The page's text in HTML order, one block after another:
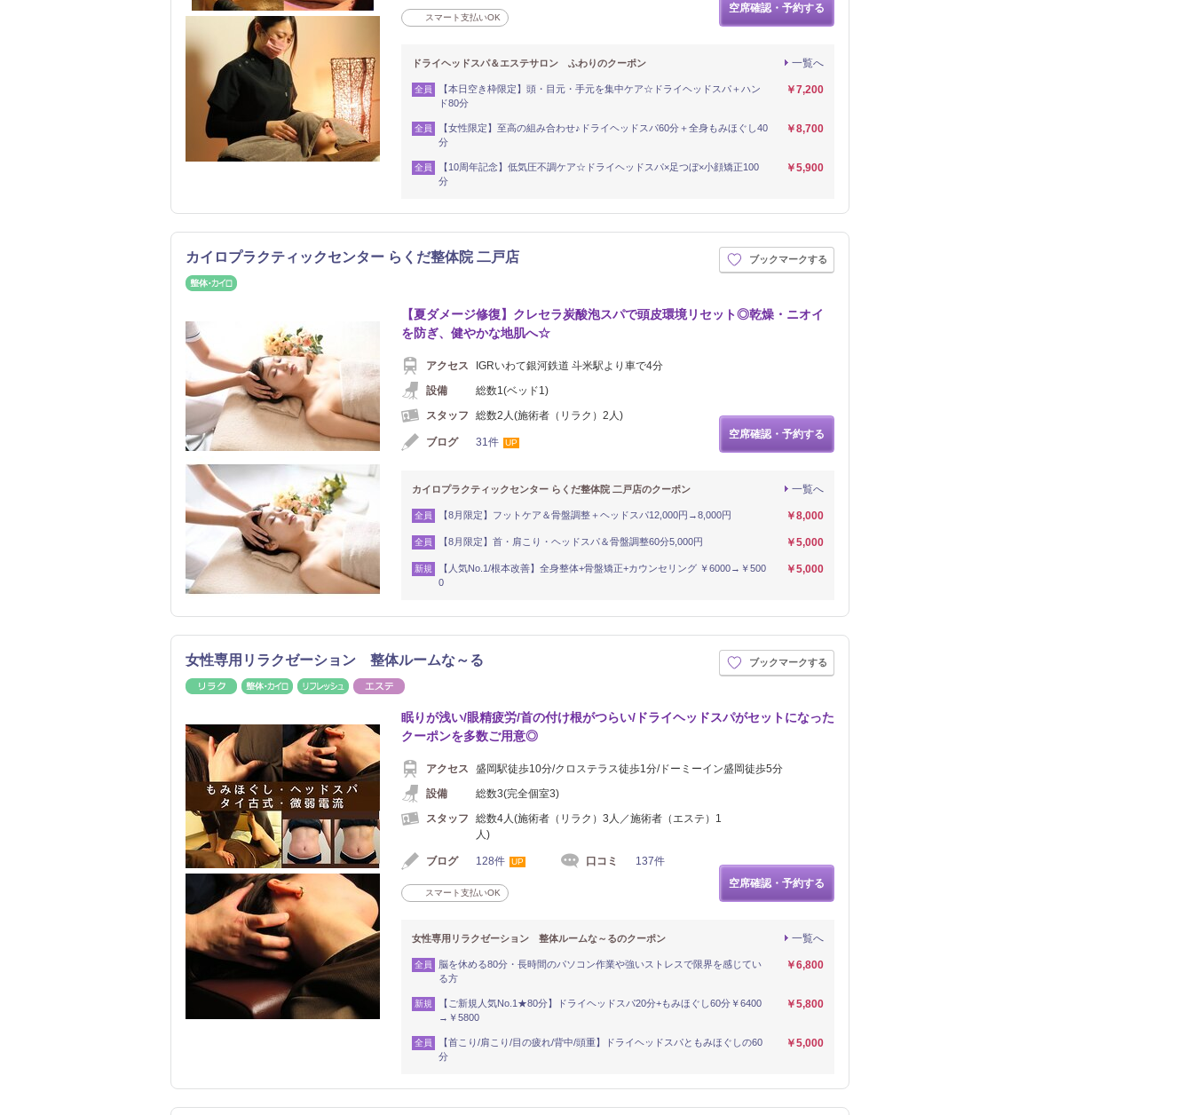
スマート支払いOK
空席確認・予約する
一覧へ
ドライヘッドスパ＆エステサロン ふわりのクーポン
全員
【本日空き枠限定】頭・目元・手元を集中ケア☆ドライヘッドスパ＋ハン
ド80分
￥7,200
全員
【女性限定】至高の組み合わせ♪ドライヘッドスパ60分＋全身もみほぐし40
分
￥8,700
全員
【10周年記念】低気圧不調ケア☆ドライヘッドスパ×足つぼ×小顔矯正100
分
￥5,900
カイロプラクティックセンター らくだ整体院 二戸店 ブックマークする
【夏ダメージ修復】クレセラ炭酸泡スパで頭皮環境リセット◎乾燥・ニオイ
を防ぎ、健やかな地肌へ☆
アクセス
IGRいわて銀河鉄道 斗米駅より車で4分
設備
総数1(ベッド1)
スタッフ
総数2人(施術者（リラク）2人)
ブログ 31件 UP
空席確認・予約する
一覧へ
カイロプラクティックセンター らくだ整体院 二戸店のクーポン
全員 【8月限定】フットケア＆骨盤調整＋ヘッドスパ12,000円→8,000円 ￥8,000
全員 【8月限定】首・肩こり・ヘッドスパ＆骨盤調整60分5,000円 ￥5,000
新規
【人気No.1/根本改善】全身整体+骨盤矯正+カウンセリング ￥6000→￥500
0
￥5,000
女性専用リラクゼーション 整体ルームな～る
リラク 整体・カイロリフレッシュ
ブックマークする
眠りが浅い/眼精疲労/首の付け根がつらい/ドライヘッドスパがセットになった
クーポンを多数ご用意◎
アクセス
盛岡駅徒歩10分/クロステラス徒歩1分/ドーミーイン盛岡徒歩5分
設備
総数3(完全個室3)
スタッフ
総数4人(施術者（リラク）3人／施術者（エステ）1
人)
ブログ 128件 UP 口コミ 137件
スマート支払いOK
空席確認・予約する
一覧へ
女性専用リラクゼーション 整体ルームな～るのクーポン
全員
脳を休める80分・長時間のパソコン作業や強いストレスで限界を感じてい
る方
￥6,800
新規
【ご新規人気No.1★80分】ドライヘッドスパ20分+もみほぐし60分￥6400
→￥5800
￥5,800
全員
【首こり/肩こり/目の疲れ/背中/頭重】ドライヘッドスパともみほぐしの60
分
￥5,000